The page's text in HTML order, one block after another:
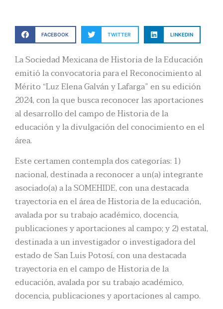
FACEBOOK TWITTER LINKEDIN
La Sociedad Mexicana de Historia de la Educación
emitió la convocatoria para el Reconocimiento al
Mérito “Luz Elena Galván y Lafarga” en su edición
2024, con la que busca reconocer las aportaciones
al desarrollo del campo de Historia de la
educación y la divulgación del conocimiento en el
área.
Este certamen contempla dos categorías: 1)
nacional, destinada a reconocer a un(a) integrante
asociado(a) a la SOMEHIDE, con una destacada
trayectoria en el área de Historia de la educación,
avalada por su trabajo académico, docencia,
publicaciones y aportaciones al campo; y 2) estatal,
destinada a un investigador o investigadora del
estado de San Luis Potosí, con una destacada
trayectoria en el campo de Historia de la
educación, avalada por su trabajo académico,
docencia, publicaciones y aportaciones al campo.